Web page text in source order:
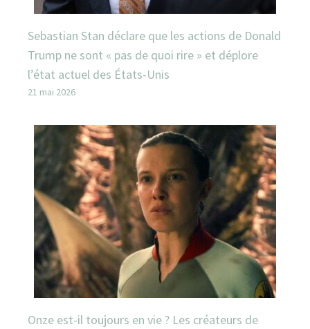
Sebastian Stan déclare que les actions de Donald
Trump ne sont « pas de quoi rire » et déplore
l’état actuel des États-Unis
21 mai 2026
Onze est-il toujours en vie ? Les créateurs de